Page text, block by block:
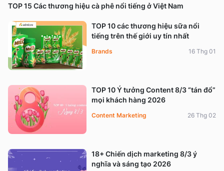
TOP 15 Các thương hiệu cà phê nổi tiếng ở Việt Nam
TOP 10 các thương hiệu sữa nổi
tiếng trên thế giới uy tín nhất
Brands 16 Thg 01
TOP 10 Ý tưởng Content 8/3 “tán đổ”
mọi khách hàng 2026
Content Marketing 26 Thg 02
18+ Chiến dịch marketing 8/3 ý
nghĩa và sáng tạo 2026